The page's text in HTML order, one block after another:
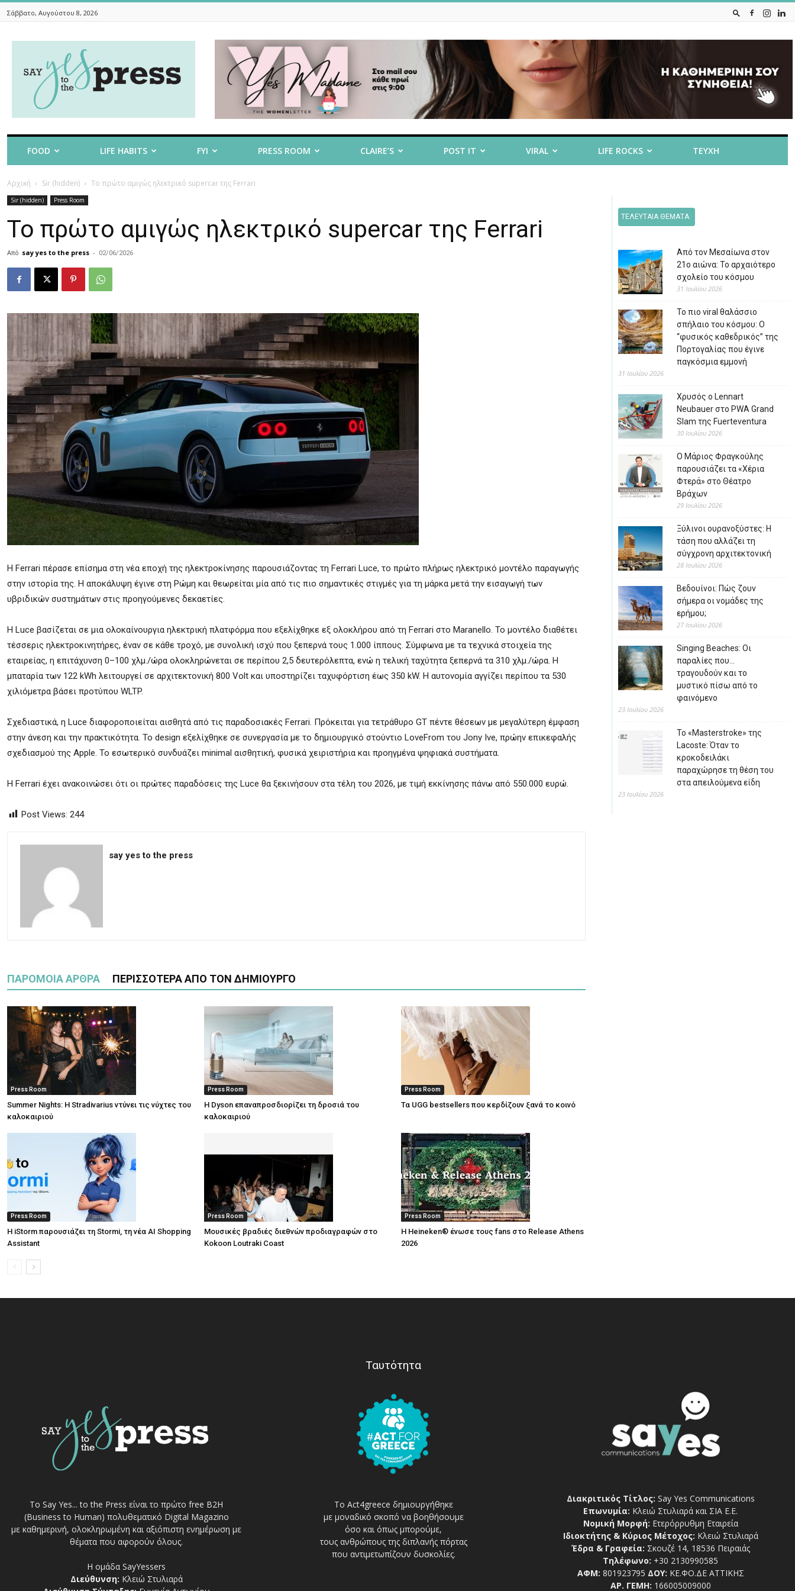
Σάββατο, Αυγούστου 8, 2026
To
The
FOOD LIFE HABITS FYI PRESS ROOM CLAIRE’S POST IT VIRAL LIFE ROCKS ΤΕΥΧΗ
Αρχική Sir (hidden) To πρώτο αμιγώς ηλεκτρικό supercar της Ferrari
Sir (hidden) Press Room
To πρώτο αμιγώς ηλεκτρικό supercar της Ferrari
Από say yes to the press - 02/06/2026
Η Ferrari πέρασε επίσημα στη νέα εποχή της ηλεκτροκίνησης παρουσιάζοντας τη Ferrari Luce, το πρώτο πλήρως ηλεκτρικό μοντέλο παραγωγής
στην ιστορία της. Η αποκάλυψη έγινε στη Ρώμη και θεωρείται μία από τις πιο σημαντικές στιγμές για τη μάρκα μετά την εισαγωγή των
υβριδικών συστημάτων στις προηγούμενες δεκαετίες.
Η Luce βασίζεται σε μια ολοκαίνουργια ηλεκτρική πλατφόρμα που εξελίχθηκε εξ ολοκλήρου από τη Ferrari στο Maranello. Το μοντέλο διαθέτει
τέσσερις ηλεκτροκινητήρες, έναν σε κάθε τροχό, με συνολική ισχύ που ξεπερνά τους 1.000 ίππους. Σύμφωνα με τα τεχνικά στοιχεία της
εταιρείας, η επιτάχυνση 0–100 χλμ./ώρα ολοκληρώνεται σε περίπου 2,5 δευτερόλεπτα, ενώ η τελική ταχύτητα ξεπερνά τα 310 χλμ./ώρα. Η
μπαταρία των 122 kWh λειτουργεί σε αρχιτεκτονική 800 Volt και υποστηρίζει ταχυφόρτιση έως 350 kW. Η αυτονομία αγγίζει περίπου τα 530
χιλιόμετρα βάσει προτύπου WLTP.
Σχεδιαστικά, η Luce διαφοροποιείται αισθητά από τις παραδοσιακές Ferrari. Πρόκειται για τετράθυρο GT πέντε θέσεων με μεγαλύτερη έμφαση
στην άνεση και την πρακτικότητα. Το design εξελίχθηκε σε συνεργασία με το δημιουργικό στούντιο LoveFrom του Jony Ive, πρώην επικεφαλής
σχεδιασμού της Apple. Το εσωτερικό συνδυάζει minimal αισθητική, φυσικά χειριστήρια και προηγμένα ψηφιακά συστήματα.
Η Ferrari έχει ανακοινώσει ότι οι πρώτες παραδόσεις της Luce θα ξεκινήσουν στα τέλη του 2026, με τιμή εκκίνησης πάνω από 550.000 ευρώ.
Post Views: 244
say yes to the press
ΠΑΡΟΜΟΙΑ ΑΡΘΡΑ ΠΕΡΙΣΣΟΤΕΡΑ ΑΠΟ ΤΟΝ ΔΗΜΙΟΥΡΓΟ
Press Room
Summer Nights: Η Stradivarius ντύνει τις νύχτες του
καλοκαιριού
Press Room
Η Dyson επαναπροσδιορίζει τη δροσιά του
καλοκαιριού
Press Room
Τα UGG bestsellers που κερδίζουν ξανά το κοινό
Press Room
Η iStorm παρουσιάζει τη Stormi, τη νέα AI Shopping
Assistant
Press Room
Μουσικές βραδιές διεθνών προδιαγραφών στο
Kokoon Loutraki Coast
Press Room
Η Heineken® ένωσε τους fans στο Release Athens
2026
ΤΕΛΕΥΤΑΙΑ ΘΕΜΑΤΑ
Από τον Μεσαίωνα στον
21ο αιώνα: Το αρχαιότερο
σχολείο του κόσμου
31 Ιουλίου 2026
Το πιο viral θαλάσσιο
σπήλαιο του κόσμου: Ο
“φυσικός καθεδρικός” της
Πορτογαλίας που έγινε
παγκόσμια εμμονή
31 Ιουλίου 2026
Χρυσός ο Lennart
Neubauer στο PWA Grand
Slam της Fuerteventura
30 Ιουλίου 2026
Ο Μάριος Φραγκούλης
παρουσιάζει τα «Χέρια
Φτερά» στο Θέατρο
Βράχων
29 Ιουλίου 2026
Ξύλινοι ουρανοξύστες: Η
τάση που αλλάζει τη
σύγχρονη αρχιτεκτονική
28 Ιουλίου 2026
Βεδουίνοι: Πώς ζουν
σήμερα οι νομάδες της
ερήμου;
27 Ιουλίου 2026
Singing Beaches: Οι
παραλίες που…
τραγουδούν και το
μυστικό πίσω από το
φαινόμενο
23 Ιουλίου 2026
Το «Masterstroke» της
Lacoste: Όταν το
κροκοδειλάκι
παραχώρησε τη θέση του
στα απειλούμενα είδη
23 Ιουλίου 2026
Το Say Yes... to the Press είναι το πρώτο free Β2Η
(Business to Human) πολυθεματικό Digital Magazino
με καθημερινή, ολοκληρωμένη και αξιόπιστη ενημέρωση με
θέματα που αφορούν όλους.
Η ομάδα SayYessers
Διεύθυνση: Κλειώ Στυλιαρά
Ταυτότητα
Το Act4greece δημιουργήθηκε
με μοναδικό σκοπό να βοηθήσουμε
όσο και όπως μπορούμε,
τους ανθρώπους της διπλανής πόρτας
που αντιμετωπίζουν δυσκολίες.
Διακριτικός Τίτλος: Say Yes Communications
Επωνυμία: Κλειώ Στυλιαρά και ΣΙΑ Ε.Ε.
Νομική Μορφή: Ετερόρρυθμη Εταιρεία
Ιδιοκτήτης & Κύριος Μέτοχος: Κλειώ Στυλιαρά
Έδρα & Γραφεία: Σκουζέ 14, 18536 Πειραιάς
Τηλέφωνο: +30 2130990585
ΑΦΜ: 801923795 ΔΟΥ: ΚΕ.ΦΟ.ΔΕ ΑΤΤΙΚΗΣ
ΑΡ. ΓΕΜΗ: 166005009000